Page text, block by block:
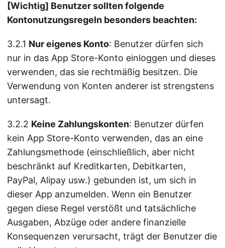
[Wichtig] Benutzer sollten folgende
Kontonutzungsregeln besonders beachten:
3.2.1 Nur eigenes Konto: Benutzer dürfen sich
nur in das App Store-Konto einloggen und dieses
verwenden, das sie rechtmäßig besitzen. Die
Verwendung von Konten anderer ist strengstens
untersagt.
3.2.2 Keine Zahlungskonten: Benutzer dürfen
kein App Store-Konto verwenden, das an eine
Zahlungsmethode (einschließlich, aber nicht
beschränkt auf Kreditkarten, Debitkarten,
PayPal, Alipay usw.) gebunden ist, um sich in
dieser App anzumelden. Wenn ein Benutzer
gegen diese Regel verstößt und tatsächliche
Ausgaben, Abzüge oder andere finanzielle
Konsequenzen verursacht, trägt der Benutzer die